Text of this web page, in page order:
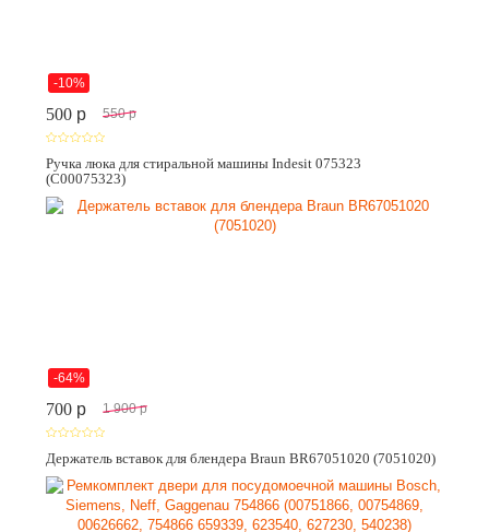
-10%
500 p 550 p
Ручка люка для стиральной машины Indesit 075323
(C00075323)
-64%
700 p 1 900 p
Держатель вставок для блендера Braun BR67051020 (7051020)